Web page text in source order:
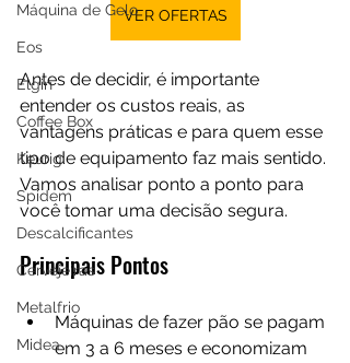
Máquina de Gelo
Eos
Elgin
Coffee Box
Keurig
Spidem
Descalcificantes
Cervejeiras
Metalfrio
Midea
VER OFERTAS
Antes de decidir, é importante
entender os custos reais, as
vantagens práticas e para quem esse
tipo de equipamento faz mais sentido.
Vamos analisar ponto a ponto para
você tomar uma decisão segura.
Principais Pontos
Máquinas de fazer pão se pagam
em 3 a 6 meses e economizam